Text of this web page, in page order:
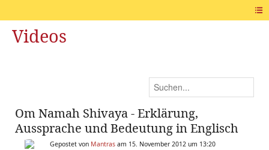
Videos
Om Namah Shivaya - Erklärung,
Aussprache und Bedeutung in Englisch
Gepostet von Mantras am 15. November 2012 um 13:20